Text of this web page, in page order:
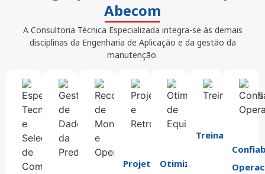
Abecom
A Consultoria Técnica Especializada integra-se às demais
disciplinas da Engenharia de Aplicação e da gestão da
manutenção.
ProjetosOtimização
Treinamentos